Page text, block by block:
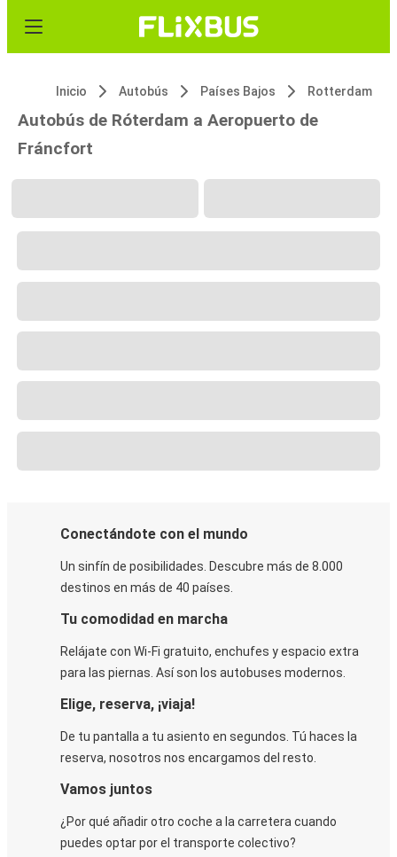
Inicio Autobús Países Bajos Rotterdam
Autobús de Róterdam a Aeropuerto de
Fráncfort
Conectándote con el mundo
Un sinfín de posibilidades. Descubre más de 8.000
destinos en más de 40 países.
Tu comodidad en marcha
Relájate con Wi-Fi gratuito, enchufes y espacio extra
para las piernas. Así son los autobuses modernos.
Elige, reserva, ¡viaja!
De tu pantalla a tu asiento en segundos. Tú haces la
reserva, nosotros nos encargamos del resto.
Vamos juntos
¿Por qué añadir otro coche a la carretera cuando
puedes optar por el transporte colectivo?